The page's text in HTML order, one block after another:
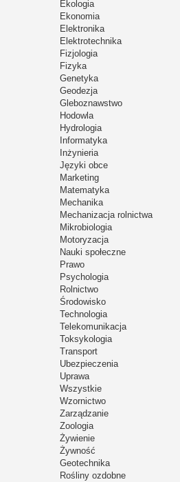
Ekologia
Ekonomia
Elektronika
Elektrotechnika
Fizjologia
Fizyka
Genetyka
Geodezja
Gleboznawstwo
Hodowla
Hydrologia
Informatyka
Inżynieria
Języki obce
Marketing
Matematyka
Mechanika
Mechanizacja rolnictwa
Mikrobiologia
Motoryzacja
Nauki społeczne
Prawo
Psychologia
Rolnictwo
Środowisko
Technologia
Telekomunikacja
Toksykologia
Transport
Ubezpieczenia
Uprawa
Wszystkie
Wzornictwo
Zarządzanie
Zoologia
Żywienie
Żywność
Geotechnika
Rośliny ozdobne